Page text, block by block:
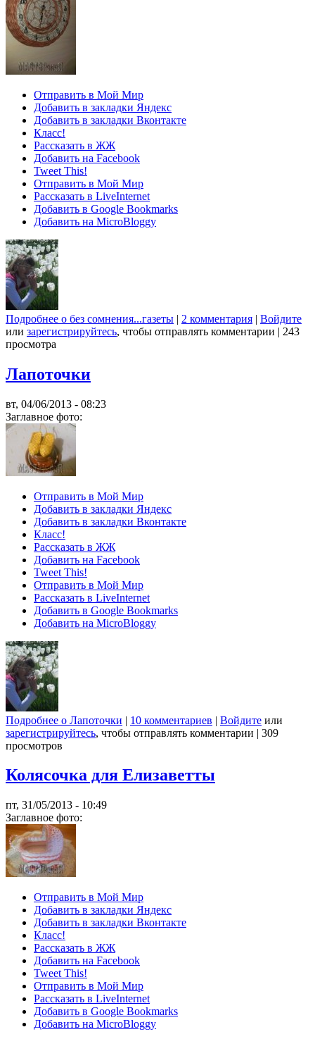
Отправить в Мой Мир
Добавить в закладки Яндекс
Добавить в закладки Вконтакте
Класс!
Рассказать в ЖЖ
Добавить на Facebook
Tweet This!
Отправить в Мой Мир
Рассказать в LiveInternet
Добавить в Google Bookmarks
Добавить на MicroBloggy
Подробнее о без сомнения...газеты | 2 комментария | Войдите
или зарегистрируйтесь, чтобы отправлять комментарии | 243
просмотра
Лапоточки
вт, 04/06/2013 - 08:23
Заглавное фото:
Отправить в Мой Мир
Добавить в закладки Яндекс
Добавить в закладки Вконтакте
Класс!
Рассказать в ЖЖ
Добавить на Facebook
Tweet This!
Отправить в Мой Мир
Рассказать в LiveInternet
Добавить в Google Bookmarks
Добавить на MicroBloggy
Подробнее о Лапоточки | 10 комментариев | Войдите или
зарегистрируйтесь, чтобы отправлять комментарии | 309
просмотров
Колясочка для Елизаветты
пт, 31/05/2013 - 10:49
Заглавное фото:
Отправить в Мой Мир
Добавить в закладки Яндекс
Добавить в закладки Вконтакте
Класс!
Рассказать в ЖЖ
Добавить на Facebook
Tweet This!
Отправить в Мой Мир
Рассказать в LiveInternet
Добавить в Google Bookmarks
Добавить на MicroBloggy